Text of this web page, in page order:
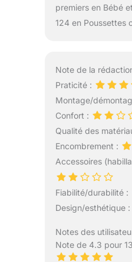
premiers en Bébé
124 en Poussettes
Note de la
Praticité :
Montage/
Confort :
Qualité des
Encombrement :
Accessoires
Fiabilité/durabilité :
Design/esthétique :
Notes des
Note de 4.3 pour